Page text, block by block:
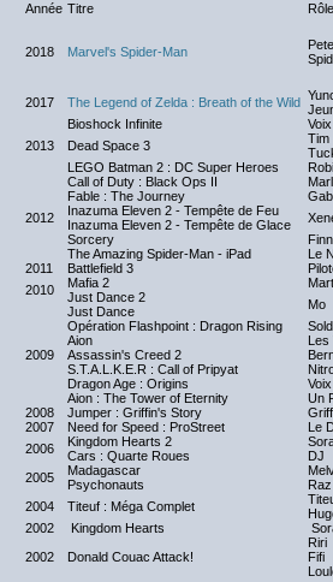
Année Titre Rôle
2018 Marvel's Spider-Man
2017
The Legend of Zelda : Breath of the Wild
2013
Bioshock Infinite
Dead Space 3
Tim
LEGO Batman 2 : DC Super Heroes
2012
Call of Duty : Black Ops II
Fable : The Journey
Inazuma Eleven 2 - Tempête de Feu
Inazuma Eleven 2 - Tempête de Glace
Sorcery
Finn
The Amazing Spider-Man - iPad
Le
2011
Battlefield 3
2010
Mafia 2
Just Dance 2
Mo
2009
Just Dance
Opération Flashpoint : Dragon Rising
Aion
Les
Assassin's Creed 2
S.T.A.L.K.E.R : Call of Pripyat
Dragon Age : Origins
Aion : The Tower of Eternity
Un
2008
Jumper : Griffin's Story
2007
Need for Speed : ProStreet Le
2006
Kingdom Hearts 2
Cars : Quarte Roues
DJ
2005
Madagascar
Psychonauts
Raz
2004
Titeuf : Méga Complet
2002
Kingdom Hearts
2002
Donald Couac Attack!
Riri
Fifi